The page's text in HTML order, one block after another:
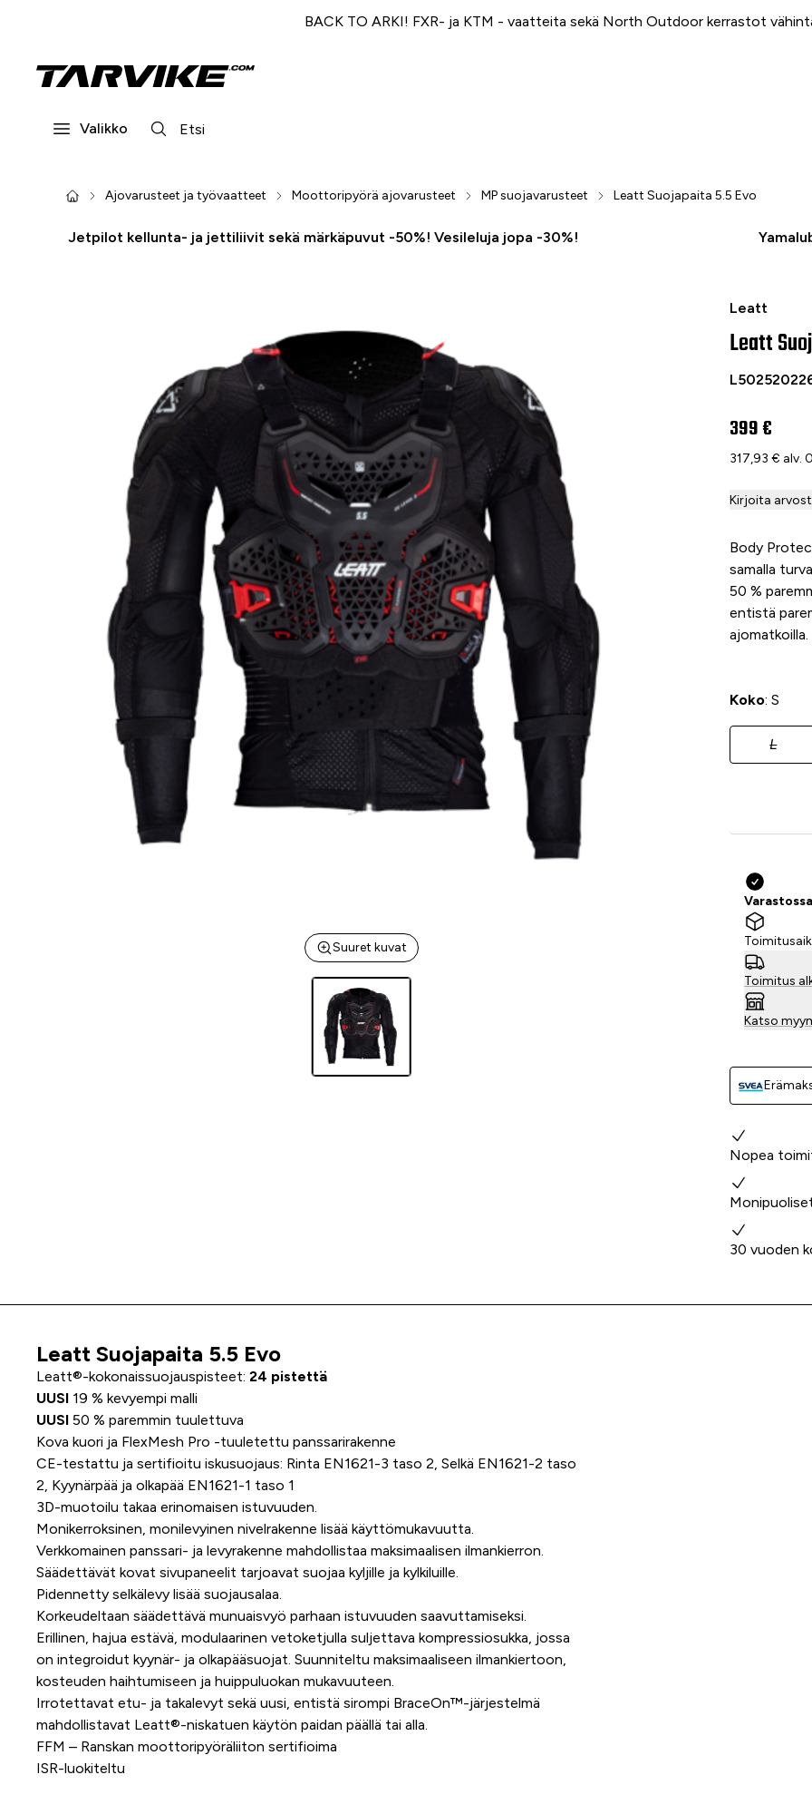
BACK TO ARKI! FXR- ja KTM - vaatteita sekä North Outdoor kerrastot
Valikko
Ajovarusteet ja työvaatteet Moottoripyörä ajovarusteet MP suojavarusteet Leatt Suojapaita 5.5 Evo
Jetpilot kellunta- ja jettiliivit sekä märkäpuvut -50%! Vesileluja jopa -30%!
Suuret kuvat
Leatt
Leatt Body
Leatt
399 €
317,93 € alv.
Kirjoita
Body
samalla
50 %
entistä
ajomatkoilla.
Koko: S
L
Toimitus
Katso
Miksi valita
Nopea
30 vuoden
Tuoteinfo
Leatt Suojapaita 5.5 Evo
Leatt®-kokonaissuojauspisteet: 24 pistettä
UUSI 19 % kevyempi malli
UUSI 50 % paremmin tuulettuva
Kova kuori ja FlexMesh Pro -tuuletettu panssarirakenne
CE-testattu ja sertifioitu iskusuojaus: Rinta EN1621-3 taso 2, Selkä EN1621-2 taso
2, Kyynärpää ja olkapää EN1621-1 taso 1
3D-muotoilu takaa erinomaisen istuvuuden.
Monikerroksinen, monilevyinen nivelrakenne lisää käyttömukavuutta.
Verkkomainen panssari- ja levyrakenne mahdollistaa maksimaalisen ilmankierron.
Säädettävät kovat sivupaneelit tarjoavat suojaa kyljille ja kylkiluille.
Pidennetty selkälevy lisää suojausalaa.
Korkeudeltaan säädettävä munuaisvyö parhaan istuvuuden saavuttamiseksi.
Erillinen, hajua estävä, modulaarinen vetoketjulla suljettava kompressiosukka, jossa
on integroidut kyynär- ja olkapääsuojat. Suunniteltu maksimaaliseen ilmankiertoon,
kosteuden haihtumiseen ja huippuluokan mukavuuteen.
Irrotettavat etu- ja takalevyt sekä uusi, entistä sirompi BraceOn™-järjestelmä
mahdollistavat Leatt®-niskatuen käytön paidan päällä tai alla.
FFM – Ranskan moottoripyöräliiton sertifioima
ISR-luokiteltu